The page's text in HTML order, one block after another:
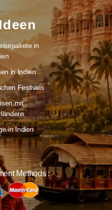
in
in Indien
Festivals
mit
in Indien
Methods :